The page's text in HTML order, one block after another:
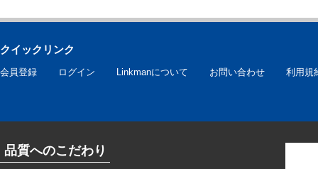
クイックリンク
会員登録 ログイン Linkmanについて お問い合わせ 利用規
品質へのこだわり